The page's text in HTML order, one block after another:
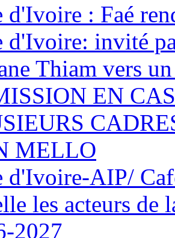
d'Ivoire : Faé
d'Ivoire: invité
Thiam vers
EN
MELLO
d'Ivoire-AIP/
les acteurs de
2027